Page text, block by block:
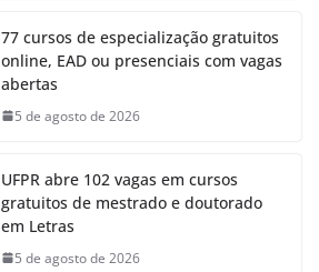
77 cursos de especialização gratuitos
online, EAD ou presenciais com vagas
abertas
5 de agosto de 2026
UFPR abre 102 vagas em cursos
gratuitos de mestrado e doutorado
em Letras
5 de agosto de 2026